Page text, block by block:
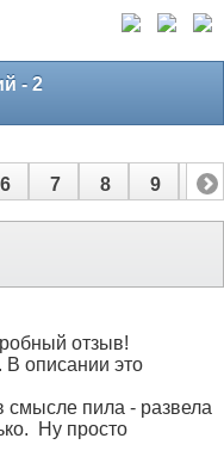
- 2
6 7 8 9 10
отзыв!
В описании это
смысле пила - развела
Ну просто